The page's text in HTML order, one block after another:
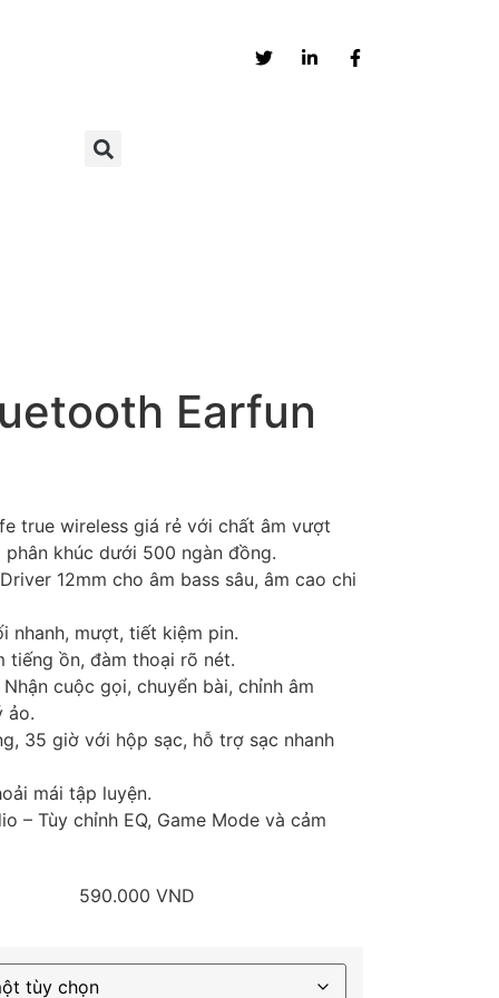
Earfun
true wireless giá rẻ với chất âm vượt
khúc dưới 500 ngàn đồng.
12mm cho âm bass sâu, âm cao chi
nhanh, mượt, tiết kiệm pin.
tiếng ồn, đàm thoại rõ nét.
cuộc gọi, chuyển bài, chỉnh âm
ảo.
35 giờ với hộp sạc, hỗ trợ sạc nhanh
mái tập luyện.
– Tùy chỉnh EQ, Game Mode và cảm
590.000 VND